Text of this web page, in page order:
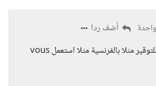
أضف ردا
اما بدلالة اللفظ للتوقير مثلا بالفرنسية مثلا استعمل vous